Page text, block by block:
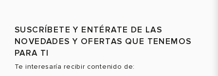
SUSCRÍBETE Y ENTÉRATE DE LAS
NOVEDADES Y OFERTAS QUE TENEMOS
PARA TI
Te interesaría recibir contenido de: